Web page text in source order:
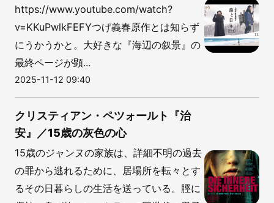
https://www.youtube.com/watch?
v=KKuPwlkFEFYつげ義春原作とは知らず
にうかうかと。大好きな『海辺の叙景』の
最終ページが顕...
2025-11-12 09:40
クリスティアン・ペツォールト『治
安』／15歳の灰色の心
15歳のジャンヌの家族は、詳細不明の過去
の罪から逃れるために、居場所を転々とす
るその日暮らしの生活を送っている。脛に